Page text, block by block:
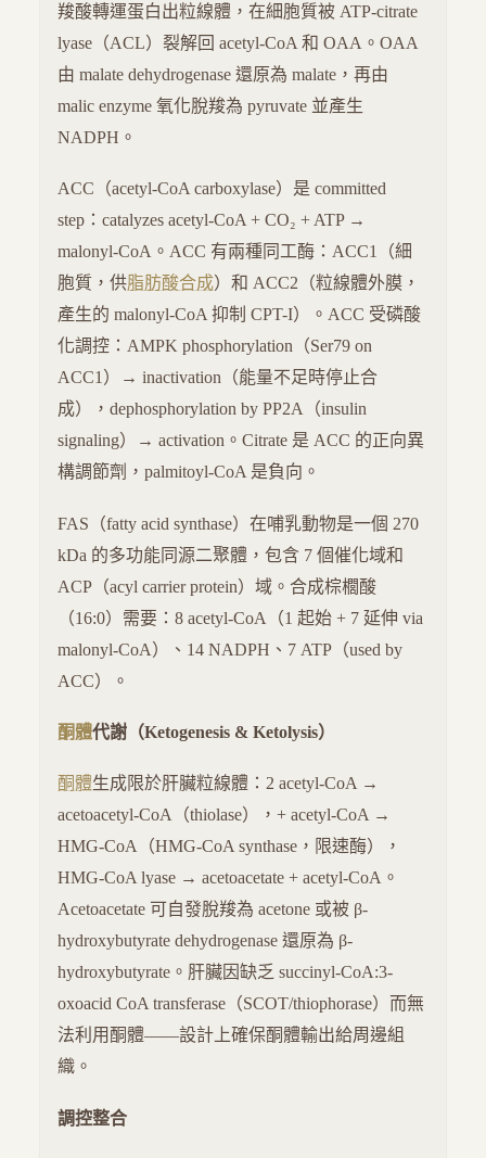
羧酸轉運蛋白出粒線體，在細胞質被 ATP-citrate
lyase（ACL）裂解回 acetyl-CoA 和 OAA。OAA
由 malate dehydrogenase 還原為 malate，再由
malic enzyme 氧化脫羧為 pyruvate 並產生
NADPH。
ACC（acetyl-CoA carboxylase）是 committed
step：catalyzes acetyl-CoA + CO₂ + ATP →
malonyl-CoA。ACC 有兩種同工酶：ACC1（細
胞質，供脂肪酸合成）和 ACC2（粒線體外膜，
產生的 malonyl-CoA 抑制 CPT-I）。ACC 受磷酸
化調控：AMPK phosphorylation（Ser79 on
ACC1）→ inactivation（能量不足時停止合
成），dephosphorylation by PP2A（insulin
signaling）→ activation。Citrate 是 ACC 的正向異
構調節劑，palmitoyl-CoA 是負向。
FAS（fatty acid synthase）在哺乳動物是一個 270
kDa 的多功能同源二聚體，包含 7 個催化域和
ACP（acyl carrier protein）域。合成棕櫚酸
（16:0）需要：8 acetyl-CoA（1 起始 + 7 延伸 via
malonyl-CoA）、14 NADPH、7 ATP（used by
ACC）。
酮體代謝（Ketogenesis & Ketolysis）
酮體生成限於肝臟粒線體：2 acetyl-CoA →
acetoacetyl-CoA（thiolase），+ acetyl-CoA →
HMG-CoA（HMG-CoA synthase，限速酶），
HMG-CoA lyase → acetoacetate + acetyl-CoA。
Acetoacetate 可自發脫羧為 acetone 或被 β-
hydroxybutyrate dehydrogenase 還原為 β-
hydroxybutyrate。肝臟因缺乏 succinyl-CoA:3-
oxoacid CoA transferase（SCOT/thiophorase）而無
法利用酮體——設計上確保酮體輸出給周邊組
織。
調控整合